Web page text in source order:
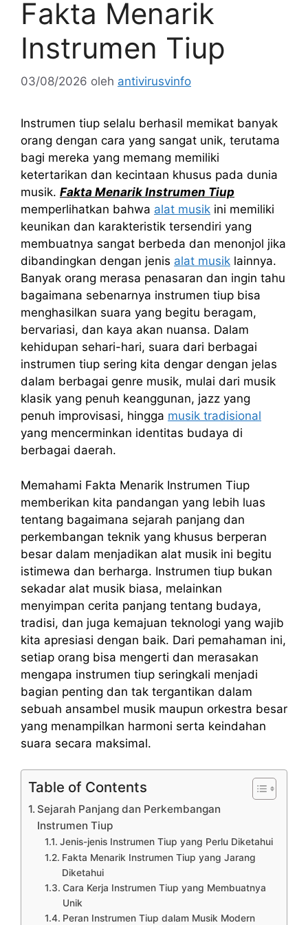
Fakta Menarik
Instrumen Tiup
03/08/2026 oleh antivirusvinfo
Instrumen tiup selalu berhasil memikat banyak
orang dengan cara yang sangat unik, terutama
bagi mereka yang memang memiliki
ketertarikan dan kecintaan khusus pada dunia
musik. Fakta Menarik Instrumen Tiup
memperlihatkan bahwa alat musik ini memiliki
keunikan dan karakteristik tersendiri yang
membuatnya sangat berbeda dan menonjol jika
dibandingkan dengan jenis alat musik lainnya.
Banyak orang merasa penasaran dan ingin tahu
bagaimana sebenarnya instrumen tiup bisa
menghasilkan suara yang begitu beragam,
bervariasi, dan kaya akan nuansa. Dalam
kehidupan sehari-hari, suara dari berbagai
instrumen tiup sering kita dengar dengan jelas
dalam berbagai genre musik, mulai dari musik
klasik yang penuh keanggunan, jazz yang
penuh improvisasi, hingga musik tradisional
yang mencerminkan identitas budaya di
berbagai daerah.
Memahami Fakta Menarik Instrumen Tiup
memberikan kita pandangan yang lebih luas
tentang bagaimana sejarah panjang dan
perkembangan teknik yang khusus berperan
besar dalam menjadikan alat musik ini begitu
istimewa dan berharga. Instrumen tiup bukan
sekadar alat musik biasa, melainkan
menyimpan cerita panjang tentang budaya,
tradisi, dan juga kemajuan teknologi yang wajib
kita apresiasi dengan baik. Dari pemahaman ini,
setiap orang bisa mengerti dan merasakan
mengapa instrumen tiup seringkali menjadi
bagian penting dan tak tergantikan dalam
sebuah ansambel musik maupun orkestra besar
yang menampilkan harmoni serta keindahan
suara secara maksimal.
Table of Contents
Sejarah Panjang dan Perkembangan
Instrumen Tiup
Jenis-jenis Instrumen Tiup yang Perlu Diketahui
Fakta Menarik Instrumen Tiup yang Jarang
Diketahui
Cara Kerja Instrumen Tiup yang Membuatnya
Unik
Peran Instrumen Tiup dalam Musik Modern